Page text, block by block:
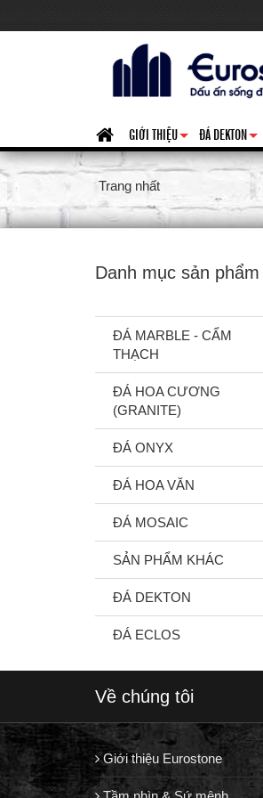
+
GIỚI THIỆU
+
ĐÁ DEKTON
Trang nhất
Danh mục sản phẩm
ĐÁ MARBLE - CẨM
THẠCH
ĐÁ HOA CƯƠNG
(GRANITE)
ĐÁ ONYX
ĐÁ HOA VĂN
ĐÁ MOSAIC
SẢN PHẨM KHÁC
ĐÁ DEKTON
ĐÁ ECLOS
Về chúng tôi
Giới thiệu Eurostone